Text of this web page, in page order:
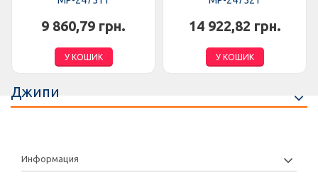
9 860,79 грн.
У КОШИК
14 922,82 грн.
У КОШИК
Джипи
Информация